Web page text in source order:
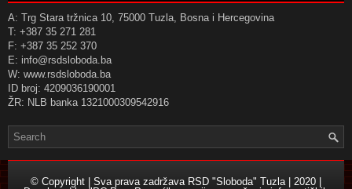
A: Trg Stara tržnica 10, 75000 Tuzla, Bosna i Hercegovina
T: +387 35 271 281
F: +387 35 252 370
E: info@rsdsloboda.ba
W: www.rsdsloboda.ba
ID broj: 4209036190001
ŽR: NLB banka 1321000309542916
© Copyright | Sva prava zadržava RSD "Sloboda" Tuzla | 2020 |